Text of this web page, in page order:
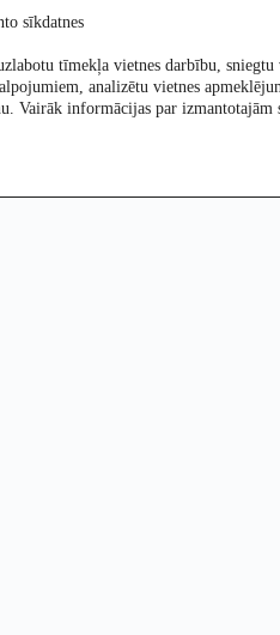
Par mums
sīkdatnes
tīmekļa vietnes darbību, sniegtu
analizētu vietnes
Vairāk informācijas par izmantotajām